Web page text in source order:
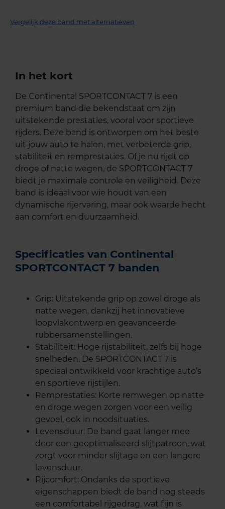
Vergelijk deze band met alternatieven
In het kort
De Continental SPORTCONTACT 7 is een
premium band die bekendstaat om zijn
uitstekende prestaties, vooral voor sportieve
rijders. Deze band is ontworpen om het beste
uit jouw auto te halen, met verbeterde grip,
stabiliteit en remprestaties. Of je nu rijdt op
droge of natte wegen, de SPORTCONTACT 7
biedt je maximale controle en veiligheid. Deze
band is ideaal voor wie houdt van een
dynamische rijervaring, maar ook waarde hecht
aan comfort en duurzaamheid.
Specificaties van Continental
SPORTCONTACT 7 banden
Grip: Uitstekende grip op zowel droge als
natte wegen, dankzij het innovatieve
loopvlakontwerp en geavanceerde
rubbersamenstellingen.
Stabiliteit: Hoge rijstabiliteit, zelfs bij hoge
snelheden. De SPORTCONTACT 7 is
speciaal ontwikkeld voor krachtige auto’s
en sportieve rijstijlen.
Remprestaties: Korte remwegen op natte
en droge wegen zorgen voor een veilig
gevoel, ook in noodsituaties.
Levensduur: De band gaat langer mee
door een geoptimaliseerd slijtpatroon, wat
zorgt voor minder slijtage en een langere
levensduur.
Rijcomfort: Ondanks de sportieve
eigenschappen biedt de band nog steeds
een comfortabel rijgedrag, wat fijn is